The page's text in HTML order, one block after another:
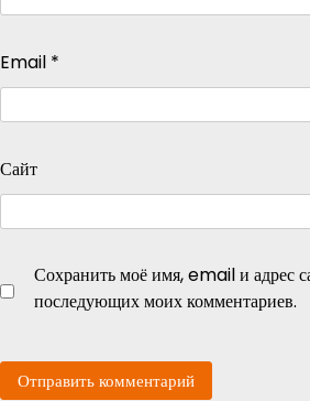
Email *
Сайт
Сохранить моё имя, email и адрес
последующих моих комментариев.